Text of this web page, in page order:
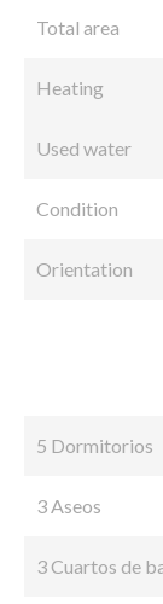
Total area
Heating
Used water
Condition
Orientation
5 Dormitorios
3 Aseos
3 Cuartos de